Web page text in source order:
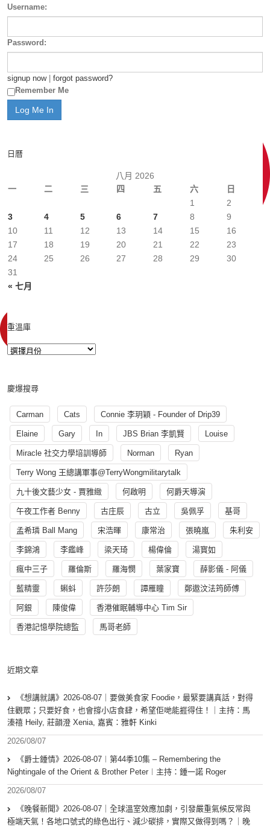
Username:
Password:
signup now| forgot password?
Remember Me
日曆
八月 2026
一
二 三 四 五 六 日
« 七月
1
2
3
4 5 6 7 8
9
10
11 12 13 14 15
16
17
18 19 20 21 22
23
24
25 26 27 28 29
30
31
重溫庫
慶爆搜尋
Carman Cats Connie 李玥穎 - Founder of Drip39
Elaine Gary In JBS Brian 李凱賢 Louise
Miracle 社交力學培訓導師 Norman Ryan
Terry Wong 王總講軍事@TerryWongmilitarytalk
九十後文藝少女 - 賈雅緻 何啟明 何爵天導演
午夜工作者 Benny 古庄辰 古立 吳佩孚 基哥
孟希璘 Ball Mang 宋浩暉 康常治 張曉嵐 朱利安
李錦鴻 李鑑峰 梁天琦 楊偉倫 湯寳如
瘋中三子 羅倫斯 羅海憫 葉家寶 薛影儀 - 阿儀
藍精靈 蝌蚪 許莎朗 譚雁瞳 鄭遨汶法筠師傅
阿銀 陳俊偉 香港催眠輔導中心 Tim Sir
香港記憶學院總監 馬哥老師
近期文章
《想講就講》2026-08-07｜要做美食家 Foodie，最緊要講真話，對得
住觀眾；只要好食，也會撐小店食肆，希望佢哋能捱得住！｜主持：馬
溱禧 Heily, 莊韻澄 Xenia, 嘉賓：雅軒 Kinki
2026/08/07
《爵士鍾情》2026-08-07︱第44季10集 – Remembering the
Nightingale of the Orient & Brother Peter︱主持：鍾一諾 Roger
2026/08/07
《晚餐新聞》2026-08-07｜全球溫室效應加劇，引發嚴重氣候反常與
極端天氣！各地口號式的綠色出行、減少碳排，實際又做得到嗎？｜晚